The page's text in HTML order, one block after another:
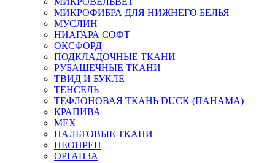
МИКРОФИБРА ДЛЯ НИЖНЕГО БЕЛЬЯ
МУСЛИН
НИАГАРА СОФТ
ОКСФОРД
ПОДКЛАДОЧНЫЕ ТКАНИ
РУБАШЕЧНЫЕ ТКАНИ
ТВИД И БУКЛЕ
ТЕНСЕЛЬ
ТЕФЛОНОВАЯ ТКАНЬ DUCK (ПАНАМА)
КРАПИВА
МЕХ
ПАЛЬТОВЫЕ ТКАНИ
НЕОПРЕН
ОРГАНЗА